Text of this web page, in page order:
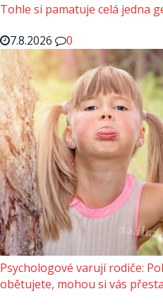
Tohle si pamatuje celá jedna
7.8.2026
0
Psychologové varují rodiče:
obětujete, mohou si vás